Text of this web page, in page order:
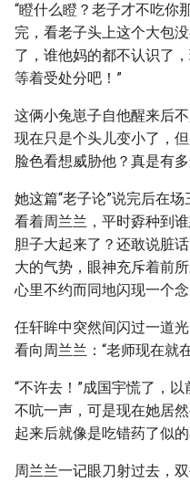
“瞪什么瞪？老子才不吃你
完，看老子头上这个大包
了，谁他妈的都不认识了
等着受处分吧！”
这俩小兔崽子自他醒来后
现在只是个头儿变小了，
脸色看想威胁他？真是有
她这篇“老子论”说完后在
看着周兰兰，平时孬种到
胆子大起来了？还敢说脏
大的气势，眼神充斥着前
心里不约而同地闪现一个
任轩眸中突然间闪过一道
看向周兰兰：“老师现在就
“不许去！”成国宇慌了，
不吭一声，可是现在她居
起来后就像是吃错药了似的
周兰兰一记眼刀射过去，